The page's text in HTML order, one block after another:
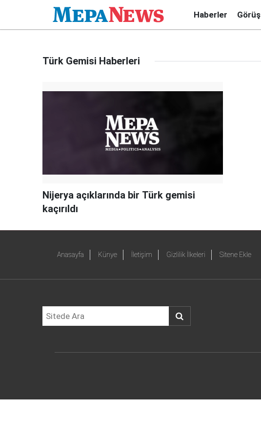
Haberler Görüş
Türk Gemisi Haberleri
Nijerya açıklarında bir Türk gemisi
kaçırıldı
Anasayfa Künye İletişim Gizlilik İlkeleri Sitene Ekle